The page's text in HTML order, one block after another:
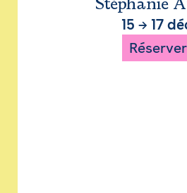
15 → 17
Réserver